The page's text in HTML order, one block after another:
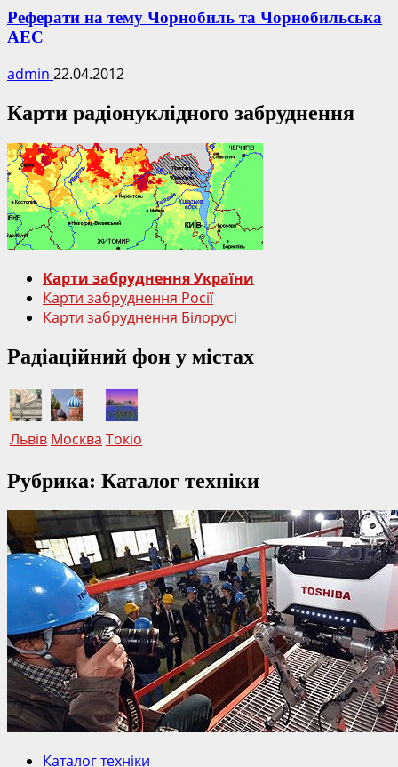
Реферати на тему Чорнобиль та Чорнобильська
АЕС
admin 22.04.2012
Карти радіонуклідного забруднення
Карти забруднення України
Карти забруднення Росії
Карти забруднення Білорусі
Радіаційний фон у містах
Львів Москва Токіо
Рубрика: Каталог техніки
Каталог техніки